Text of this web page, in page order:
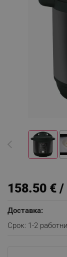
158.50 €
Доставка:
Срок: 1-2